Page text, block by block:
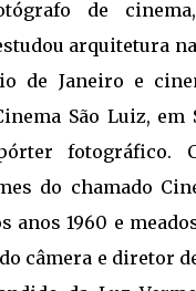
de
arquitetura
de Janeiro e
São Luiz, em
fotográfico.
do chamado
anos 1960 e
câmera e diretor